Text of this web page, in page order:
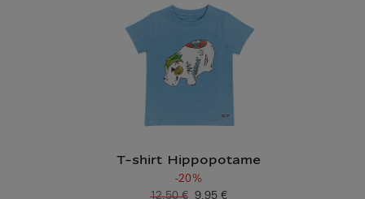
T-shirt Hippopotame
-20%